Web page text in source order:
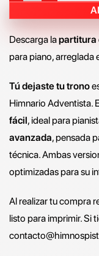
Descarga lapartitura
para piano, arreglada
Tú dejaste tu trono
Himnario Adventista.
fácil, ideal para
avanzada, pensada
técnica. Ambas
optimizadas para su
Al realizar tu compra
listo para imprimir. Si